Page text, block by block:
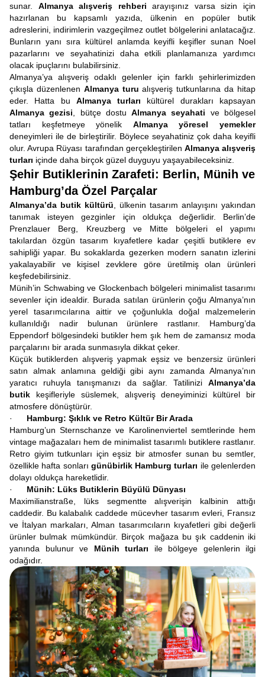
sunar. Almanya alışveriş rehberi arayışınız varsa sizin için
hazırlanan bu kapsamlı yazıda, ülkenin en popüler butik
adreslerini, indirimlerin vazgeçilmez outlet bölgelerini anlatacağız.
Bunların yanı sıra kültürel anlamda keyifli keşifler sunan Noel
pazarlarını ve seyahatinizi daha etkili planlamanıza yardımcı
olacak ipuçlarını bulabilirsiniz.
Almanya’ya alışveriş odaklı gelenler için farklı şehirlerimizden
çıkışla düzenlenen Almanya turu alışveriş tutkunlarına da hitap
eder. Hatta bu Almanya turları kültürel durakları kapsayan
Almanya gezisi , bütçe dostuAlmanya seyahati ve bölgesel
tatları keşfetmeye yönelik Almanya yöresel yemekler
deneyimleri ile de birleştirilir. Böylece seyahatiniz çok daha keyifli
olur. Avrupa Rüyası tarafından gerçekleştirilen Almanya alışveriş
turları içinde daha birçok güzel duyguyu yaşayabileceksiniz.
Şehir Butiklerinin Zarafeti: Berlin, Münih ve
Hamburg’da Özel Parçalar
Almanya’da butik kültürü , ülkenin tasarım anlayışını yakından
tanımak isteyen gezginler için oldukça değerlidir. Berlin’de
Prenzlauer Berg, Kreuzberg ve Mitte bölgeleri el yapımı
takılardan özgün tasarım kıyafetlere kadar çeşitli butiklere ev
sahipliği yapar. Bu sokaklarda gezerken modern sanatın izlerini
yakalayabilir ve kişisel zevklere göre üretilmiş olan ürünleri
keşfedebilirsiniz.
Münih’in Schwabing ve Glockenbach bölgeleri minimalist tasarımı
sevenler için idealdir. Burada satılan ürünlerin çoğu Almanya’nın
yerel tasarımcılarına aittir ve çoğunlukla doğal malzemelerin
kullanıldığı nadir bulunan ürünlere rastlanır. Hamburg’da
Eppendorf bölgesindeki butikler hem şık hem de zamansız moda
parçalarını bir arada sunmasıyla dikkat çeker.
Küçük butiklerden alışveriş yapmak eşsiz ve benzersiz ürünleri
satın almak anlamına geldiği gibi aynı zamanda Almanya’nın
yaratıcı ruhuyla tanışmanızı da sağlar. Tatilinizi Almanya’da
butik keşifleriyle süslemek, alışveriş deneyiminizi kültürel bir
atmosfere dönüştürür.
· Hamburg: Şıklık ve Retro Kültür Bir Arada
Hamburg’un Sternschanze ve Karolinenviertel semtlerinde hem
vintage mağazaları hem de minimalist tasarımlı butiklere rastlanır.
Retro giyim tutkunları için eşsiz bir atmosfer sunan bu semtler,
özellikle hafta sonları günübirlik Hamburg turları ile gelenlerden
dolayı oldukça hareketlidir.
· Münih: Lüks Butiklerin Büyülü Dünyası
Maximilianstraße, lüks segmentte alışverişin kalbinin attığı
caddedir. Bu kalabalık caddede mücevher tasarım evleri, Fransız
ve İtalyan markaları, Alman tasarımcıların kıyafetleri gibi değerli
ürünler bulmak mümkündür. Birçok mağaza bu şık caddenin iki
yanında bulunur ve Münih turları ile bölgeye gelenlerin ilgi
odağıdır.